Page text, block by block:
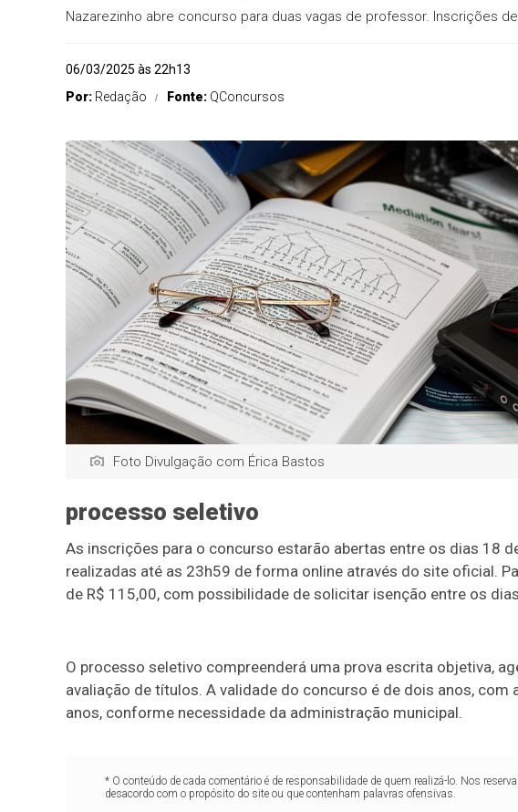
Nazarezinho abre concurso para duas vagas de professor. Inscrições
06/03/2025 às 22h13
Por: Redação Fonte: QConcursos
Foto Divulgação com Érica Bastos
processo seletivo
As inscrições para o concurso estarão abertas entre os dias 18
realizadas até as 23h59 de forma online através do site oficial.
de R$ 115,00, com possibilidade de solicitar isenção entre os
O processo seletivo compreenderá uma prova escrita objetiva,
avaliação de títulos. A validade do concurso é de dois anos,
anos, conforme necessidade da administração municipal.
* O conteúdo de cada comentário é de responsabilidade de quem realizá-lo. Nos
desacordo com o propósito do site ou que contenham palavras ofensivas.